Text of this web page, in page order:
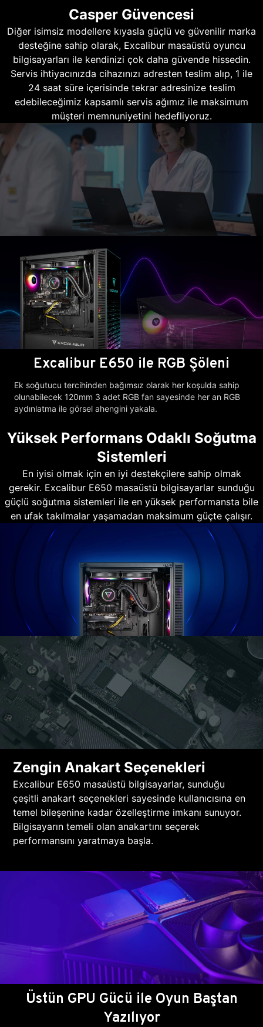
Casper Güvencesi
Diğer isimsiz modellere kıyasla güçlü ve güvenilir marka
desteğine sahip olarak, Excalibur masaüstü oyuncu
bilgisayarları ile kendinizi çok daha güvende hissedin.
Servis ihtiyacınızda cihazınızı adresten teslim alıp, 1 ile
24 saat süre içerisinde tekrar adresinize teslim
edebileceğimiz kapsamlı servis ağımız ile maksimum
müşteri memnuniyetini hedefliyoruz.
Excalibur E650 ile RGB Şöleni
Ek soğutucu tercihinden bağımsız olarak her koşulda sahip
olunabilecek 120mm 3 adet RGB fan sayesinde her an RGB
aydınlatma ile görsel ahengini yakala.
Yüksek Performans Odaklı Soğutma
Sistemleri
En iyisi olmak için en iyi destekçilere sahip olmak
gerekir. Excalibur E650 masaüstü bilgisayarlar sunduğu
güçlü soğutma sistemleri ile en yüksek performansta bile
en ufak takılmalar yaşamadan maksimum güçte çalışır.
Zengin Anakart Seçenekleri
Excalibur E650 masaüstü bilgisayarlar, sunduğu
çeşitli anakart seçenekleri sayesinde kullanıcısına en
temel bileşenine kadar özelleştirme imkanı sunuyor.
Bilgisayarın temeli olan anakartını seçerek
performansını yaratmaya başla.
Üstün GPU Gücü ile Oyun Baştan
Yazılıyor